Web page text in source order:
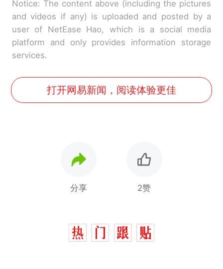
Notice: The content above (including the pictures
and videos if any) is uploaded and posted by a
user of NetEase Hao, which is a social media
platform and only provides information storage
services.
打开网易新闻，阅读体验更佳
分享 2赞